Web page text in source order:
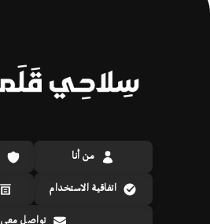
من أنا
اتفاقية الاستخدام